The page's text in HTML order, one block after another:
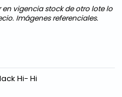
vigencia stock de otro lote lo
Imágenes referenciales.
Hi- Hi